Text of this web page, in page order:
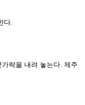
다.
락을 내려 놓는다. 제주